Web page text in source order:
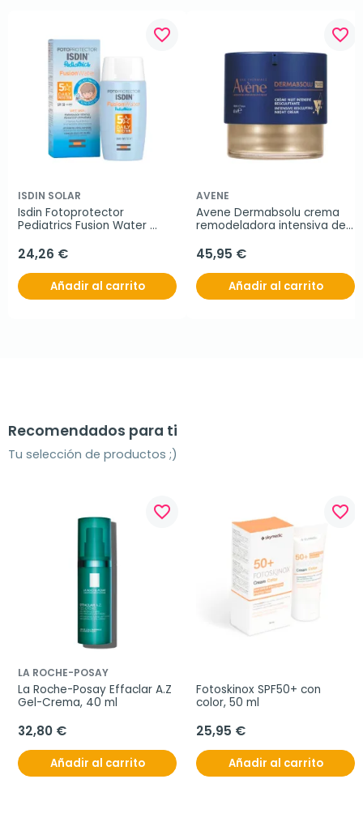
favorite_border
ISDIN SOLAR
Isdin Fotoprotector
Pediatrics Fusion Water
24,26 €
Añadir al carrito
favorite_border
AVENE
Avene Dermabsolu crema
remodeladora intensiva de
45,95 €
Añadir al carrito
Recomendados para ti
Tu selección de productos ;)
favorite_border
LA ROCHE-POSAY
La Roche-Posay Effaclar A.Z
Gel-Crema, 40 ml
32,80 €
Añadir al carrito
favorite_border
Fotoskinox SPF50+ con
color, 50 ml
25,95 €
Añadir al carrito